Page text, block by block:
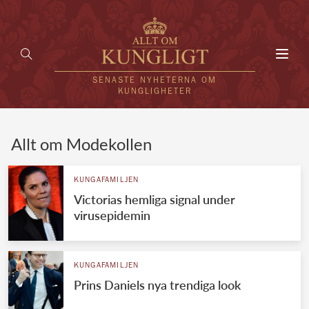
SENASTE NYHETERNA OM
KUNGLIGHETER
UTLÄNDSKT
VÄRLDENS KUNGAHUS
Svenska kungahuset
REDAKTION
Allt om Modekollen
KUNGAFAMILJEN
Victorias hemliga signal under
virusepidemin
KUNGAFAMILJEN
Prins Daniels nya trendiga look